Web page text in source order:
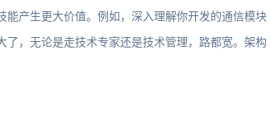
产生更大价值。例如，深入理解你开发的通信模块
，无论是走技术专家还是技术管理，路都宽。架构